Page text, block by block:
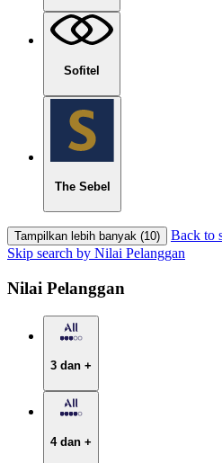
Sofitel
The Sebel
Tampilkan lebih banyak (10)
Back to
Skip search by Nilai Pelanggan
Nilai Pelanggan
3 dan +
4 dan +